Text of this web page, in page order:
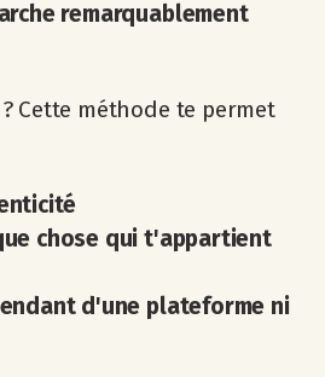
remarquablement
Cette méthode te permet
chose qui t'appartient
d'une plateforme ni